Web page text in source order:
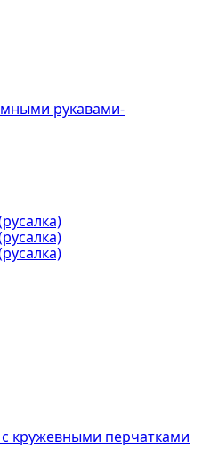
рукавами-
кружевными перчатками